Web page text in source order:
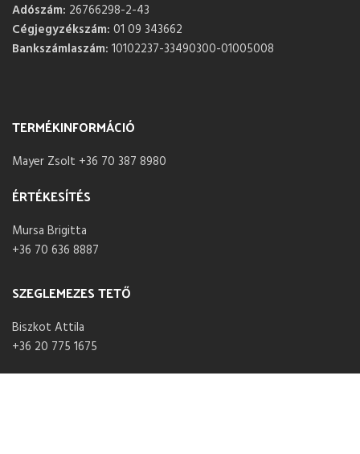
Adószám: 26766298-2-43
Cégjegyzékszám: 01 09 343662
Bankszámlaszám: 10102237-33490300-01005008
TERMÉKINFORMÁCIÓ
Mayer Zsolt +36 70 387 8980
ÉRTÉKESÍTÉS
Mursa Brigitta
+36 70 636 8887
SZEGLEMEZES TETŐ
Biszkot Attila
+36 20 775 1675
NYITVA TARTÁS